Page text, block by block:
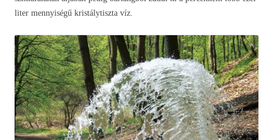
liter mennyiségű kristálytiszta víz.